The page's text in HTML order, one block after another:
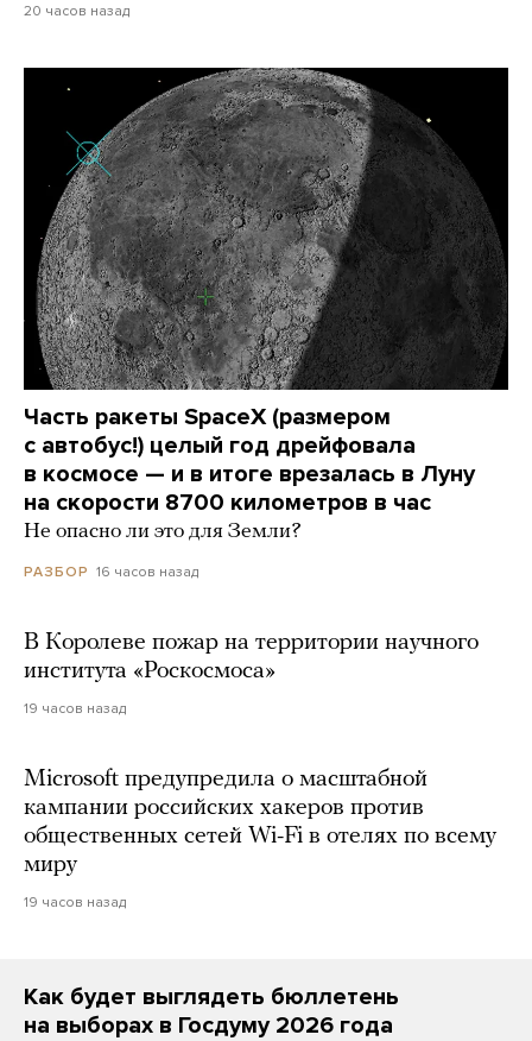
20 часов назад
Часть ракеты SpaceX (размером
с автобус!) целый год дрейфовала
в космосе — и в итоге врезалась в Луну
на скорости 8700 километров в час
Не опасно ли это для Земли?
РАЗБОР 16 часов назад
В Королеве пожар на территории научного
института «Роскосмоса»
19 часов назад
Microsoft предупредила о масштабной
кампании российских хакеров против
общественных сетей Wi-Fi в отелях по всему
миру
19 часов назад
Как будет выглядеть бюллетень
на выборах в Госдуму 2026 года